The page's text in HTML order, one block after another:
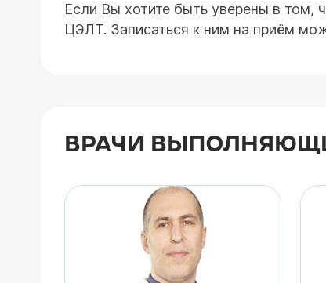
Если Вы хотите быть уверены в том,
ЦЭЛТ. Записаться к ним на приём
ВРАЧИ